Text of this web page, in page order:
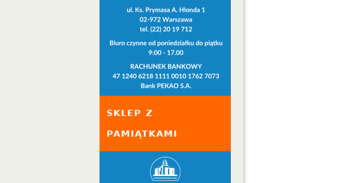
SKLEP Z
PAMIĄTKAMI